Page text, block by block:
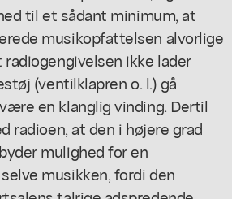
til et sådant minimum, at
musikopfattelsen alvorlige
ikke lader
(ventilklapren o. l.) gå
en klanglig vinding. Dertil
radioen, at den i højere grad
mulighed for en
musikken, fordi den